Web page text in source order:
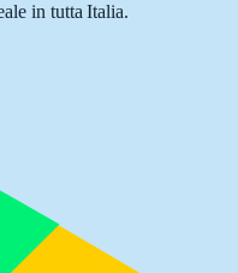
in tutta Italia.